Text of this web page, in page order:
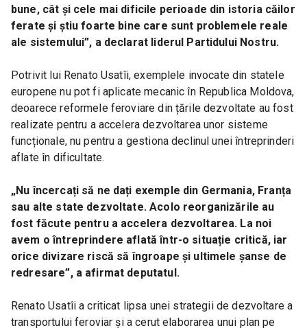
bune, cât și cele mai dificile perioade din istoria căilor
ferate și știu foarte bine care sunt problemele reale
ale sistemului”, a declarat liderul Partidului Nostru.
Potrivit lui Renato Usatîi, exemplele invocate din statele
europene nu pot fi aplicate mecanic în Republica Moldova,
deoarece reformele feroviare din țările dezvoltate au fost
realizate pentru a accelera dezvoltarea unor sisteme
funcționale, nu pentru a gestiona declinul unei întreprinderi
aflate în dificultate.
„Nu încercați să ne dați exemple din Germania, Franța
sau alte state dezvoltate. Acolo reorganizările au
fost făcute pentru a accelera dezvoltarea. La noi
avem o întreprindere aflată într-o situație critică, iar
orice divizare riscă să îngroape și ultimele șanse de
redresare”, a afirmat deputatul.
Renato Usatîi a criticat lipsa unei strategii de dezvoltare a
transportului feroviar și a cerut elaborarea unui plan pe